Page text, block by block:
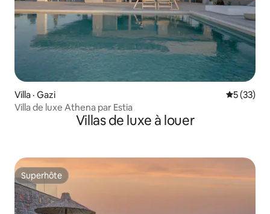
Villa · Gazi Note
5 (33)
Villa de luxe Athena par Estia
Villas de luxe à louer
Superhôte
Superhôte